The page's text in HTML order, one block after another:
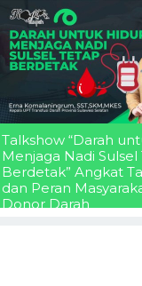
Talkshow “Darah
Menjaga Nadi Sulsel
Berdetak” Angkat
dan Peran
Donor Darah